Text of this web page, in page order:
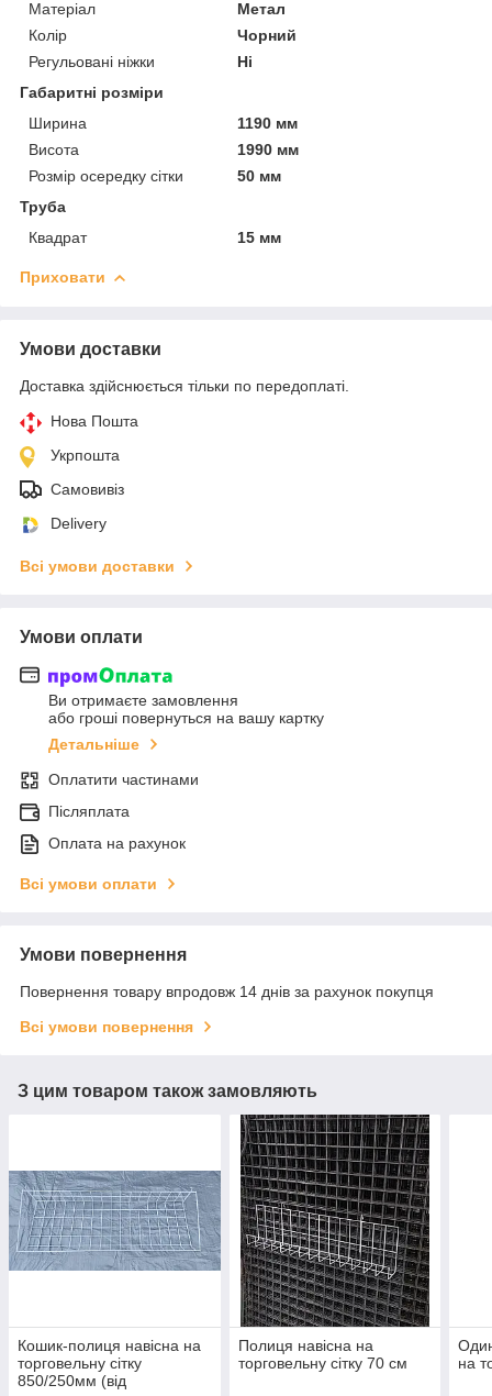
Матеріал
Метал
Колір
Чорний
Регульовані ніжки
Ні
Габаритні розміри
Ширина
1190 мм
Висота
1990 мм
Розмір осередку сітки
50 мм
Труба
Квадрат
15 мм
Приховати
Умови доставки
Доставка здійснюється тільки по передоплаті.
Нова Пошта
Укрпошта
Самовивіз
Delivery
Всі умови доставки
Умови оплати
Ви отримаєте замовлення
або гроші повернуться на вашу картку
Детальніше
Оплатити частинами
Післяплата
Оплата на рахунок
Всі умови оплати
Умови повернення
Повернення товару впродовж 14 днів за рахунок покупця
Всі умови повернення
З цим товаром також замовляють
Кошик-полиця навісна на
торговельну сітку
850/250мм (від
Полиця навісна на
торговельну сітку 70 см
на